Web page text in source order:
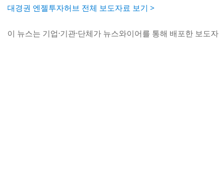
대경권 엔젤투자허브 전체 보도자료 보기 >
이 뉴스는 기업·기관·단체가 뉴스와이어를 통해 배포한 보도